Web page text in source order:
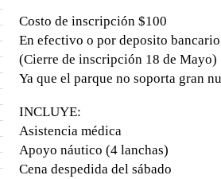
Costo de inscripción $100
En efectivo o por deposito
(Cierre de inscripción 18 de Mayo)
Ya que el parque no soporta gran
INCLUYE:
Asistencia médica
Apoyo náutico (4 lanchas)
Cena despedida del sábado